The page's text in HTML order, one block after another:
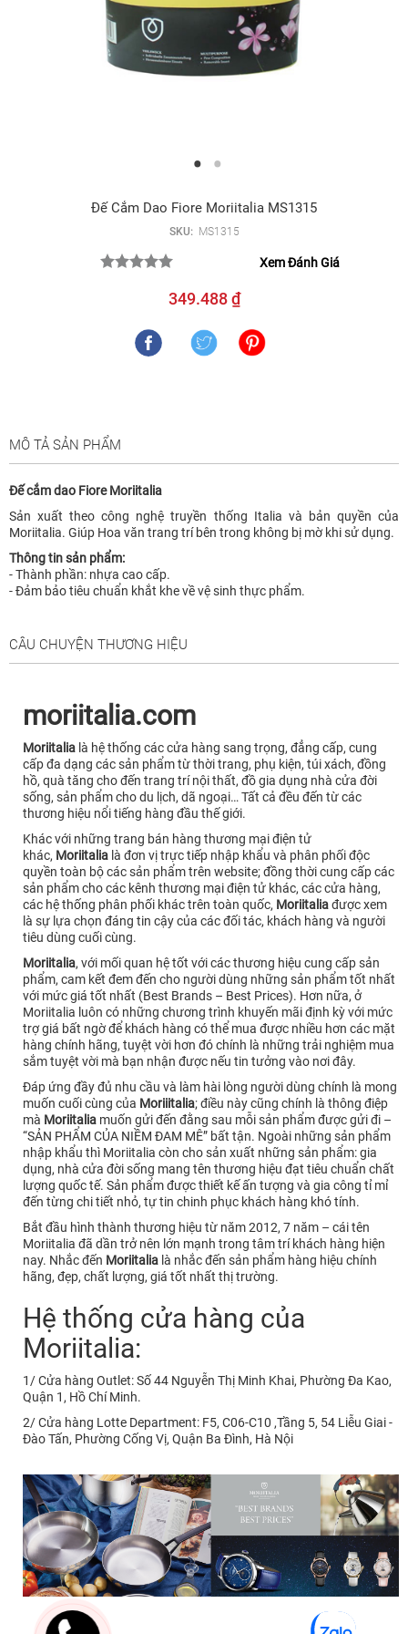
Đế Cắm Dao Fiore Moriitalia MS1315
SKU: MS1315
Xem Đánh Giá
349.488 ₫
MÔ TẢ SẢN PHẨM
Đế cắm dao Fiore Moriitalia
Sản xuất theo công nghệ truyền thống Italia và bản quyền của
Moriitalia. Giúp Hoa văn trang trí bên trong không bị mờ khi sử dụng.
Thông tin sản phẩm:
- Thành phần: nhựa cao cấp.
- Đảm bảo tiêu chuẩn khắt khe về vệ sinh thực phẩm.
CÂU CHUYỆN THƯƠNG HIỆU
moriitalia.com
Moriitalia là hệ thống các cửa hàng sang trọng, đẳng cấp, cung
cấp đa dạng các sản phẩm từ thời trang, phụ kiện, túi xách, đồng
hồ, quà tăng cho đến trang trí nội thất, đồ gia dụng nhà cửa đời
sống, sản phẩm cho du lịch, dã ngoại… Tất cả đều đến từ các
thương hiệu nổi tiếng hàng đầu thế giới.
Khác với những trang bán hàng thương mại điện tử
khác, Moriitalia là đơn vị trực tiếp nhập khẩu và phân phối độc
quyền toàn bộ các sản phẩm trên website; đồng thời cung cấp các
sản phẩm cho các kênh thương mại điện tử khác, các cửa hàng,
các hệ thống phân phối khác trên toàn quốc, Moriitaliađược xem
là sự lựa chọn đáng tin cậy của các đối tác, khách hàng và người
tiêu dùng cuối cùng.
Moriitalia, với mối quan hệ tốt với các thương hiệu cung cấp sản
phẩm, cam kết đem đến cho người dùng những sản phẩm tốt nhất
với mức giá tốt nhất (Best Brands – Best Prices). Hơn nữa, ở
Moriitalia luôn có những chương trình khuyến mãi định kỳ với mức
trợ giá bất ngờ để khách hàng có thể mua được nhiều hơn các mặt
hàng chính hãng, tuyệt vời hơn đó chính là những trải nghiệm mua
sắm tuyệt vời mà bạn nhận được nếu tin tưởng vào nơi đây.
Đáp ứng đầy đủ nhu cầu và làm hài lòng người dùng chính là mong
muốn cuối cùng của Moriiitalia; điều này cũng chính là thông điệp
mà Moriitalia muốn gửi đến đằng sau mỗi sản phẩm được gửi đi –
“SẢN PHẨM CỦA NIỀM ĐAM MÊ” bất tận. Ngoài những sản phẩm
nhập khẩu thì Moriitalia còn cho sản xuất những sản phẩm: gia
dụng, nhà cửa đời sống mang tên thương hiệu đạt tiêu chuẩn chất
lượng quốc tế. Sản phẩm được thiết kế ấn tượng và gia công tỉ mỉ
đến từng chi tiết nhỏ, tự tin chinh phục khách hàng khó tính.
Bắt đầu hình thành thương hiệu từ năm 2012, 7 năm – cái tên
Moriitalia đã dần trở nên lớn mạnh trong tâm trí khách hàng hiện
nay. Nhắc đến Moriitalia là nhắc đến sản phẩm hàng hiệu chính
hãng, đẹp, chất lượng, giá tốt nhất thị trường.
Hệ thống cửa hàng của
Moriitalia:
1/ Cửa hàng Outlet: Số 44 Nguyễn Thị Minh Khai, Phường Đa Kao,
Quận 1, Hồ Chí Minh.
2/ Cửa hàng Lotte Department: F5, C06-C10 ,Tầng 5, 54 Liễu Giai -
Đào Tấn, Phường Cống Vị, Quận Ba Đình, Hà Nội